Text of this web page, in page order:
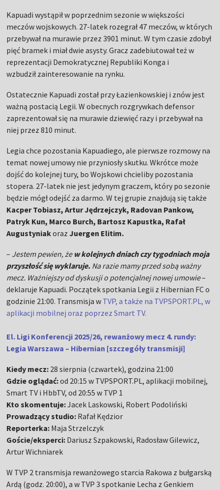
Kapuadi wystąpił w poprzednim sezonie w większości
meczów wojskowych. 27-latek rozegrał 47 meczów, w których
przebywał na murawie przez 3901 minut. W tym czasie zdobył
pięć bramek i miał dwie asysty. Gracz zadebiutował też w
reprezentacji Demokratycznej Republiki Konga i
wzbudził zainteresowanie na rynku.
Ostatecznie Kapuadi został przy Łazienkowskiej i znów jest
ważną postacią Legii. W obecnych rozgrywkach defensor
zaprezentował się na murawie dziewięć razy i przebywał na
niej przez 810 minut.
Legia chce pozostania Kapuadiego, ale pierwsze rozmowy na
temat nowej umowy nie przyniosły skutku. Wkrótce może
dojść do kolejnej tury, bo Wojskowi chcieliby pozostania
stopera. 27-latek nie jest jedynym graczem, który po sezonie
będzie mógł odejść za darmo. W tej grupie znajdują się także
Kacper Tobiasz, Artur Jędrzejczyk, Radovan Pankow,
Patryk Kun, Marco Burch, Bartosz Kapustka, Rafał
Augustyniakoraz Juergen Elitim.
– Jestem pewien, że w kolejnych dniach czy tygodniach moja
przyszłość się wyklaruje. Na razie mamy przed sobą ważny
mecz. Ważniejszy od dyskusji o potencjalnej nowej umowie–
deklaruje Kapuadi. Początek spotkania Legii z Hibernian FC o
godzinie 21:00. Transmisja w TVP, a także na TVPSPORT.PL, w
aplikacji mobilnej oraz poprzez Smart TV.
El. Ligi Konferencji 2025/26, rewanżowy mecz 4. rundy:
Legia Warszawa – Hibernian [szczegóły transmisji]
Kiedy mecz: 28 sierpnia (czwartek), godzina 21:00
Gdzie oglądać:od 20:15 w TVPSPORT.PL, aplikacji mobilnej,
Smart TV i HbbTV, od 20:55 w TVP 1
Kto skomentuje:Jacek Laskowski, Robert Podoliński
Prowadzący studio: Rafał Kędzior
Reporterka: Maja Strzelczyk
Goście/eksperci: Dariusz Szpakowski, Radosław Gilewicz,
Artur Wichniarek
W TVP 2 transmisja rewanżowego starcia Rakowa z bułgarską
Ardą (godz. 20:00), a w TVP 3 spotkanie Lecha z Genkiem